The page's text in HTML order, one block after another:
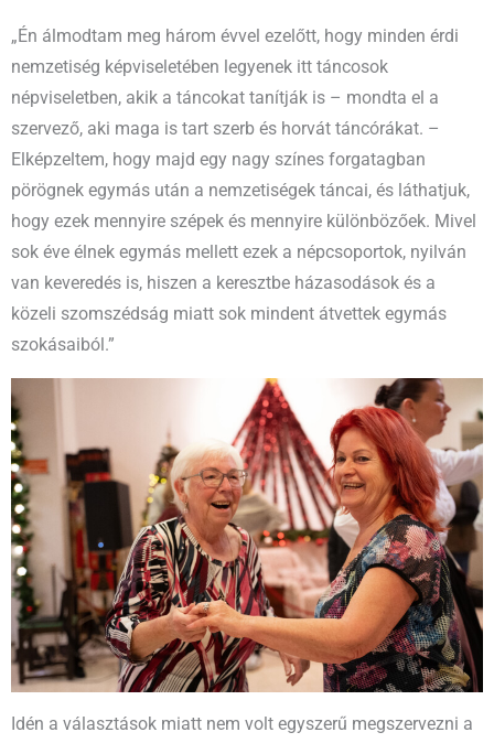
„Én álmodtam meg három évvel ezelőtt, hogy minden érdi
nemzetiség képviseletében legyenek itt táncosok
népviseletben, akik a táncokat tanítják is – mondta el a
szervező, aki maga is tart szerb és horvát táncórákat. –
Elképzeltem, hogy majd egy nagy színes forgatagban
pörögnek egymás után a nemzetiségek táncai, és láthatjuk,
hogy ezek mennyire szépek és mennyire különbözőek. Mivel
sok éve élnek egymás mellett ezek a népcsoportok, nyilván
van keveredés is, hiszen a keresztbe házasodások és a
közeli szomszédság miatt sok mindent átvettek egymás
szokásaiból.”
Idén a választások miatt nem volt egyszerű megszervezni a